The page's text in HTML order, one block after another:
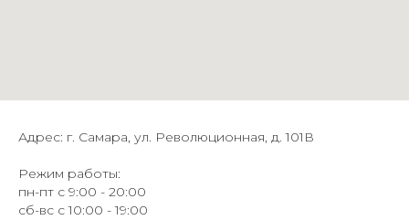
Адрес: г. Самара, ул. Революционная, д. 101В
Режим работы:
пн-пт с 9:00 - 20:00
сб-вс с 10:00 - 19:00